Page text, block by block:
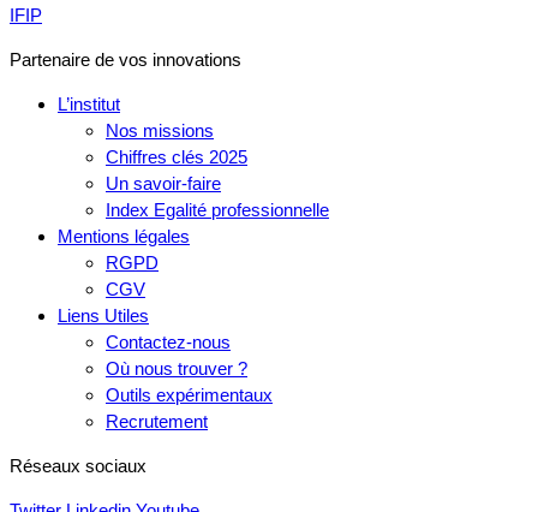
IFIP
Partenaire de vos innovations
L’institut
Nos missions
Chiffres clés 2025
Un savoir-faire
Index Egalité professionnelle
Mentions légales
RGPD
CGV
Liens Utiles
Contactez-nous
Où nous trouver ?
Outils expérimentaux
Recrutement
Réseaux sociaux